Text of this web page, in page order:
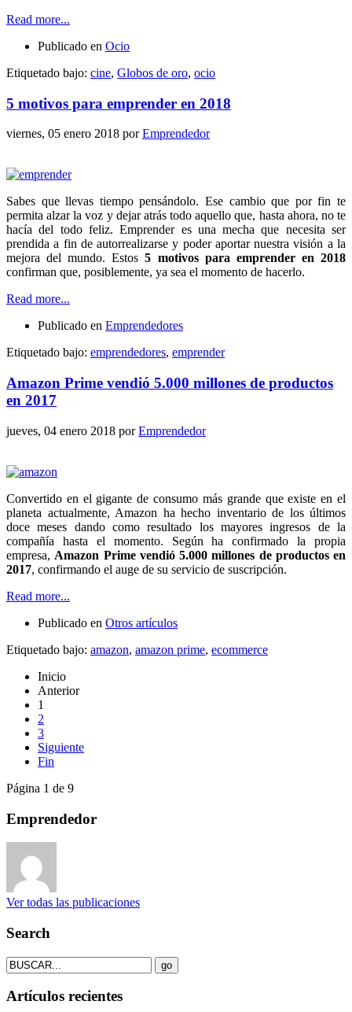
Read more...
Publicado en Ocio
Etiquetado bajo: cine, Globos de oro, ocio
5 motivos para emprender en 2018
viernes, 05 enero 2018 porEmprendedor
Sabes que llevas tiempo pensándolo. Ese cambio que por fin te
permita alzar la voz y dejar atrás todo aquello que, hasta ahora, no te
hacía del todo feliz. Emprender es una mecha que necesita ser
prendida a fin de autorrealizarse y poder aportar nuestra visión a la
mejora del mundo. Estos5 motivos para emprender en 2018
confirman que, posiblemente, ya sea el momento de hacerlo.
Read more...
Publicado en Emprendedores
Etiquetado bajo: emprendedores, emprender
Amazon Prime vendió 5.000 millones de productos
en 2017
jueves, 04 enero 2018 porEmprendedor
Convertido en el gigante de consumo más grande que existe en el
planeta actualmente, Amazon ha hecho inventario de los últimos
doce meses dando como resultado los mayores ingresos de la
compañía hasta el momento. Según ha confirmado la propia
empresa, Amazon Prime vendió 5.000 millones de productos en
2017, confirmando el auge de su servicio de suscripción.
Read more...
Publicado en Otros artículos
Etiquetado bajo: amazon, amazon prime, ecommerce
Inicio
Anterior
1
2
3
Siguiente
Fin
Página 1 de 9
Emprendedor
Ver todas las publicaciones
Search
Artículos recientes